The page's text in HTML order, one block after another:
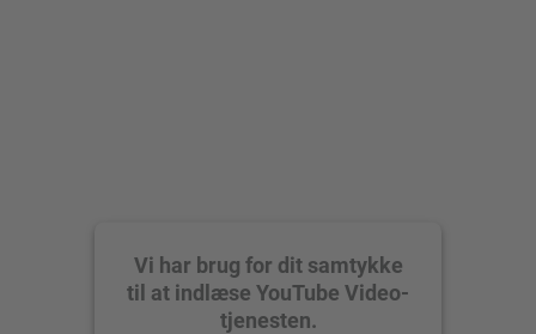
Vi har brug for dit samtykke
til at indlæse YouTube Video-
tjenesten.